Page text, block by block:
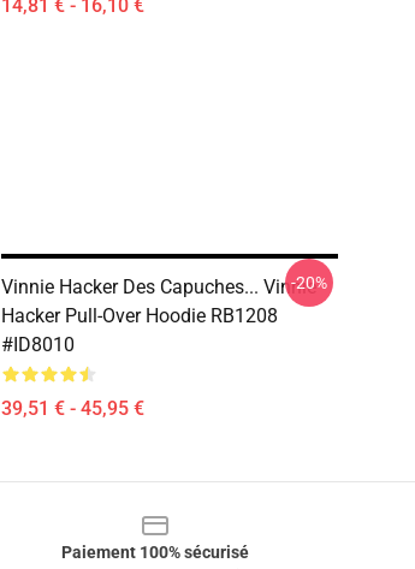
14,81 € - 16,10 €
Vinnie Hacker Des Capuches... Vinnie
Hacker Pull-Over Hoodie RB1208
#ID8010
39,51 € - 45,95 €
-20%
Paiement 100% sécurisé